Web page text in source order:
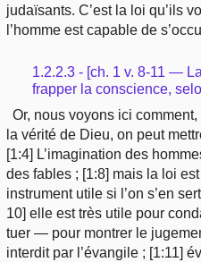
judaïsants. C’est la loi qu’ils
l’homme est capable de
1.2.2.3 - [ch. 1 v. 8-11 —
frapper la conscience,
Or, nous voyons ici
la vérité de Dieu, on peut
[1:4] L’imagination des
des fables ; [1:8] mais la loi
instrument utile si l’on s’en
10] elle est très utile pour
tuer — pour montrer le
interdit par l’évangile ; [1:11]